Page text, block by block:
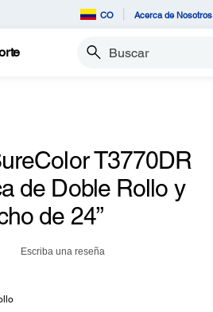
CO Acerca de Nosotros
Buscar
T3770DR
de Doble Rollo y
de 24”
Escriba una reseña